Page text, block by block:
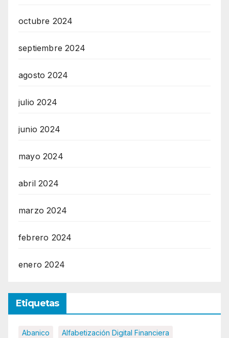
octubre 2024
septiembre 2024
agosto 2024
julio 2024
junio 2024
mayo 2024
abril 2024
marzo 2024
febrero 2024
enero 2024
Etiquetas
Abanico Alfabetización Digital Financiera